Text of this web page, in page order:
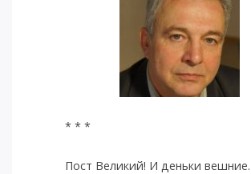
* * *
Пост Великий! И деньки вешние.